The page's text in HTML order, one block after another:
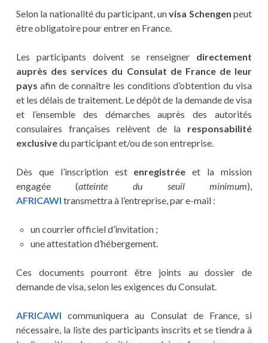
Selon la nationalité du participant, unvisa Schengen peut
être obligatoire pour entrer en France.
Les participants doivent se renseigner directement
auprès des services du Consulat de France de leur
pays afin de connaître les conditions d’obtention du visa
et les délais de traitement. Le dépôt de la demande de visa
et l’ensemble des démarches auprès des autorités
consulaires françaises relèvent de la responsabilité
exclusivedu participant et/ou de son entreprise.
Dès que l’inscription est enregistrée et la mission
engagée (atteinte du seuil minimum),
AFRICAWI transmettra à l’entreprise, par e-mail :
un courrier officiel d’invitation ;
une attestation d’hébergement.
Ces documents pourront être joints au dossier de
demande de visa, selon les exigences du Consulat.
AFRICAWIcommuniquera au Consulat de France, si
nécessaire, la liste des participants inscrits et se tiendra à